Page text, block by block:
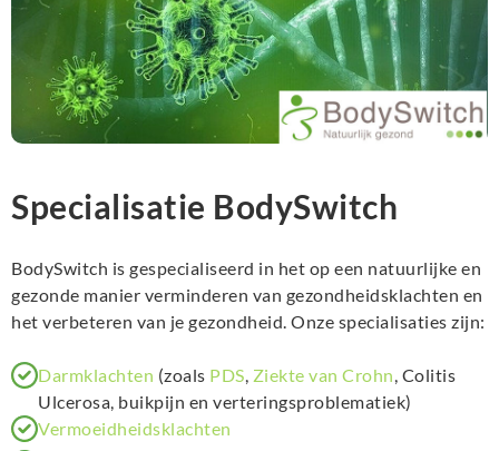
Specialisatie BodySwitch
BodySwitch is gespecialiseerd in het op een natuurlijke en
gezonde manier verminderen van gezondheidsklachten en
het verbeteren van je gezondheid. Onze specialisaties zijn:
Darmklachten (zoals PDS, Ziekte van Crohn, Colitis
Ulcerosa, buikpijn en verteringsproblematiek)
Vermoeidheidsklachten